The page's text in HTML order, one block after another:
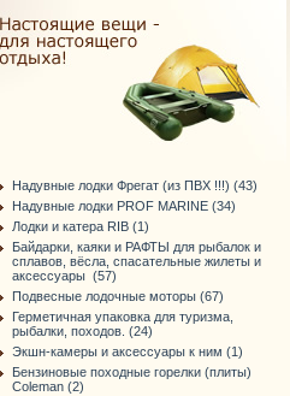
Надувные лодки Фрегат (из ПВХ !!!) (43)
Надувные лодки PROF MARINE (34)
Лодки и катера RIB (1)
Байдарки, каяки и РАФТЫ для рыбалок и
сплавов, вёсла, спасательные жилеты и
аксессуары (57)
Подвесные лодочные моторы (67)
Герметичная упаковка для туризма,
рыбалки, походов. (24)
Экшн-камеры и аксессуары к ним (1)
Бензиновые походные горелки (плиты)
Coleman (2)